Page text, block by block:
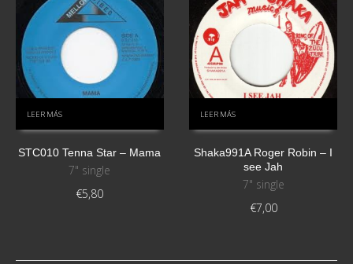
LEER MÁS
STC010 Tenna Star – Mama
7" single
€5,80
LEER MÁS
Shaka991A Roger Robin – I
see Jah
7" single
€7,00